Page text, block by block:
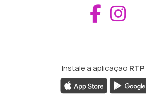
Instale a aplicação